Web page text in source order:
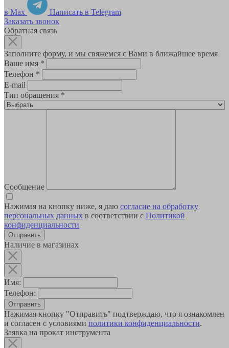
в Max
Написать в Telegram
Заказать звонок
Обратная связь
Заполните форму, и мы свяжемся с Вами в ближайшее время
Ваше имя *
Телефон *
E-mail
Тип обращения *
Сообщение
Нажимая на кнопку ниже, я даю согласие на обработку
персональных данных в соответствии с Политикой
конфиденциальности
Наличие в магазинах
Имя:
Телефон:
Отправить
Нажимая кнопку "Отправить" подтверждаю, что я ознакомлен
и согласен с условиями политики конфиденциальности.
Заявка на прокат инструмента